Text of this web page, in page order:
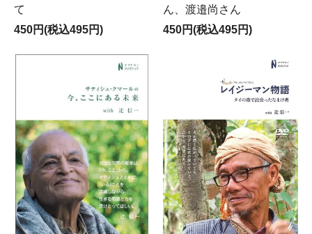
て
450円(税込495円)
ん、渡邉尚さん
450円(税込495円)